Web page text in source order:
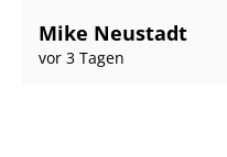
Mike Neustadt
vor 3 Tagen